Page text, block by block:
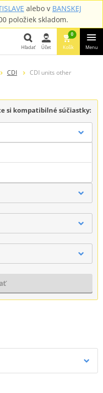
alebo v BANSKEJ
položiek skladom.
Hľadať
Hľadať Účet
0
Košík Menu
CDI CDI units other
si kompatibilné súčiastky: